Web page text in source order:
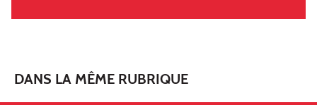
DANS LA MÊME RUBRIQUE